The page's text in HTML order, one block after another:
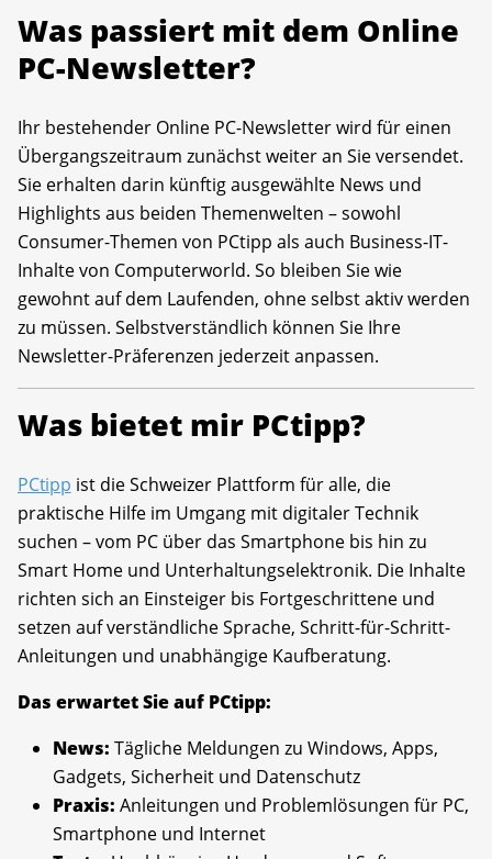
Was passiert mit dem Online
PC-Newsletter?
Ihr bestehender Online PC-Newsletter wird für einen
Übergangszeitraum zunächst weiter an Sie versendet.
Sie erhalten darin künftig ausgewählte News und
Highlights aus beiden Themenwelten – sowohl
Consumer-Themen von PCtipp als auch Business-IT-
Inhalte von Computerworld. So bleiben Sie wie
gewohnt auf dem Laufenden, ohne selbst aktiv werden
zu müssen. Selbstverständlich können Sie Ihre
Newsletter-Präferenzen jederzeit anpassen.
Was bietet mir PCtipp?
PCtipp ist die Schweizer Plattform für alle, die
praktische Hilfe im Umgang mit digitaler Technik
suchen – vom PC über das Smartphone bis hin zu
Smart Home und Unterhaltungselektronik. Die Inhalte
richten sich an Einsteiger bis Fortgeschrittene und
setzen auf verständliche Sprache, Schritt-für-Schritt-
Anleitungen und unabhängige Kaufberatung.
Das erwartet Sie auf PCtipp:
News: Tägliche Meldungen zu Windows, Apps,
Gadgets, Sicherheit und Datenschutz
Praxis: Anleitungen und Problemlösungen für PC,
Smartphone und Internet